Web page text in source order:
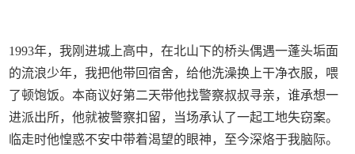
1993年，我刚进城上高中，在北山下的桥头偶遇一蓬头垢面
的流浪少年，我把他带回宿舍，给他洗澡换上干净衣服，喂
了顿饱饭。本商议好第二天带他找警察叔叔寻亲，谁承想一
进派出所，他就被警察扣留，当场承认了一起工地失窃案。
临走时他惶惑不安中带着渴望的眼神，至今深烙于我脑际。